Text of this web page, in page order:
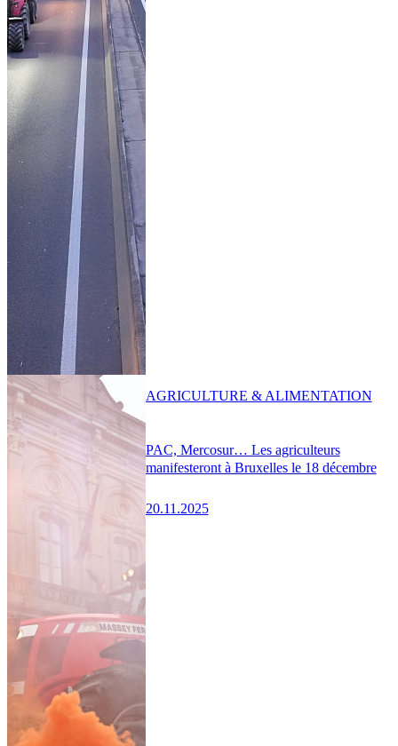
PAC, Mercosur… Les agriculteurs
manifesteront à Bruxelles le 18 décembre
20.11.2025
AGRICULTURE & ALIMENTATION